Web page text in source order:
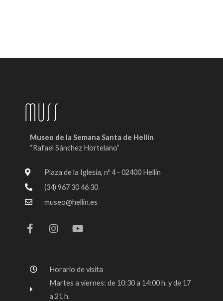
Museo de la Semana Santa de Hellín
“Rafael Sánchez Hortelano”
Plaza de la Iglesia, nº 4 - 02400 Hellín
(34) 967 30 46 30
museo@hellin.es
a
c
o
o
-
n
s
r
a
m
o
u
e
Horario de visita
Martes a viernes: de 10:30 a 14:00 h. y de 17
a 21 h.